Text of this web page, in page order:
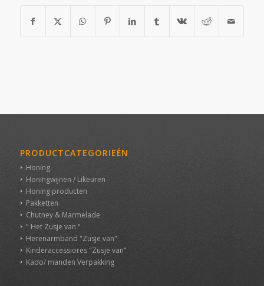
PRODUCTCATEGORIEËN
Honing
Honingwijnen / Likeuren
Honing producten
Pakketten
Chutney & Marmelade
" Het Zusje van "
Herenarmband "Zusje van"
Kinderaccessiores "Zusje van"
Kado/ manden Verpakking